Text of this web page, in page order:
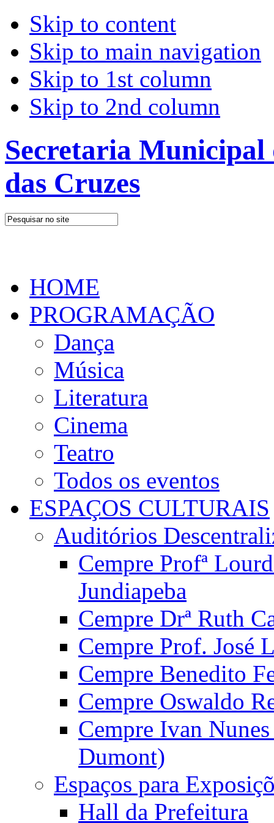
Skip to content
Skip to main navigation
Skip to 1st column
Skip to 2nd column
Secretaria
das Cruzes
HOME
PROGRAMAÇÃO
Dança
Música
Literatura
Cinema
Teatro
Todos os eventos
ESPAÇOS CULTURAIS
Auditórios
Cempre Profª
Jundiapeba
Cempre Drª Ruth
Cempre Prof. José
Cempre Benedito
Cempre Oswaldo
Cempre Ivan
Dumont)
Espaços para
Hall da Prefeitura